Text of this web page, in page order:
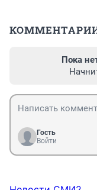
Пока
Гость
Войти